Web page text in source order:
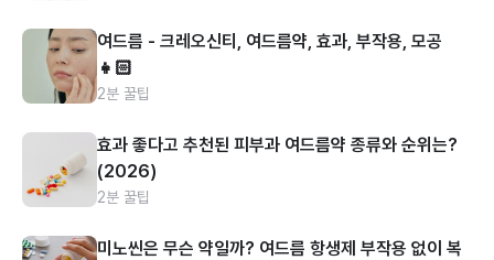
여드름 - 크레오신티, 여드름약, 효과, 부작용, 모공
👧🏻
2분 꿀팁
효과 좋다고 추천된 피부과 여드름약 종류와 순위는?
(2026)
2분 꿀팁
미노씬은 무슨 약일까? 여드름 항생제 부작용 없이 복